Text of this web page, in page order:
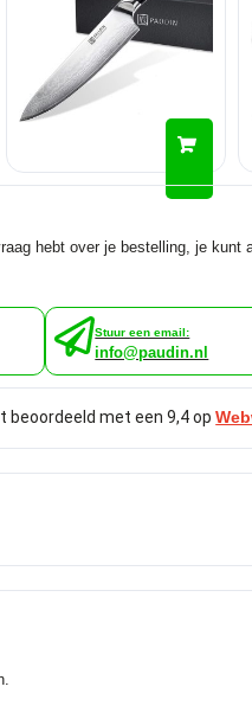
hebt over je bestelling, je kunt
Stuur een email:
info@paudin.nl
beoordeeld met een 9,4 op